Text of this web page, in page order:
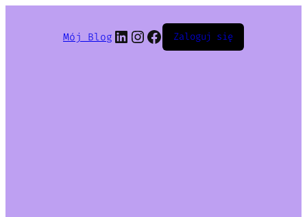
Mój Blog LinkedIn
Instagram
Facebook
Zaloguj się